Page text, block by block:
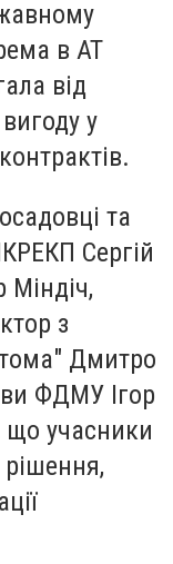
в АТ
від
у
та
Сергій
з
Дмитро
ФДМУ Ігор
учасники